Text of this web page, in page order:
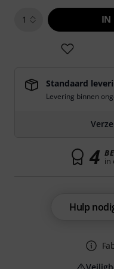
1 IN
Standaard
Levering binnen
4 in
Hulp